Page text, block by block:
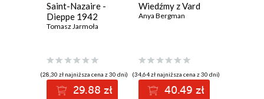
Saint-Nazaire -
Dieppe 1942
Tomasz Jarmoła
(28,30 zł najniższa cena z 30 dni)
29.88 zł
Wiedźmy z Vard
Anya Bergman
(34,64 zł najniższa cena z 30 dni)
40.49 zł